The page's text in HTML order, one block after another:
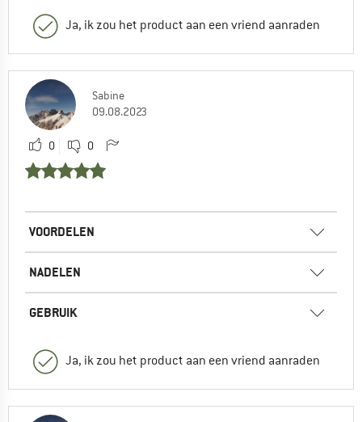
Ja, ik zou het product aan een vriend aanraden
Sabine
09.08.2023
0 0
VOORDELEN
NADELEN
GEBRUIK
Ja, ik zou het product aan een vriend aanraden